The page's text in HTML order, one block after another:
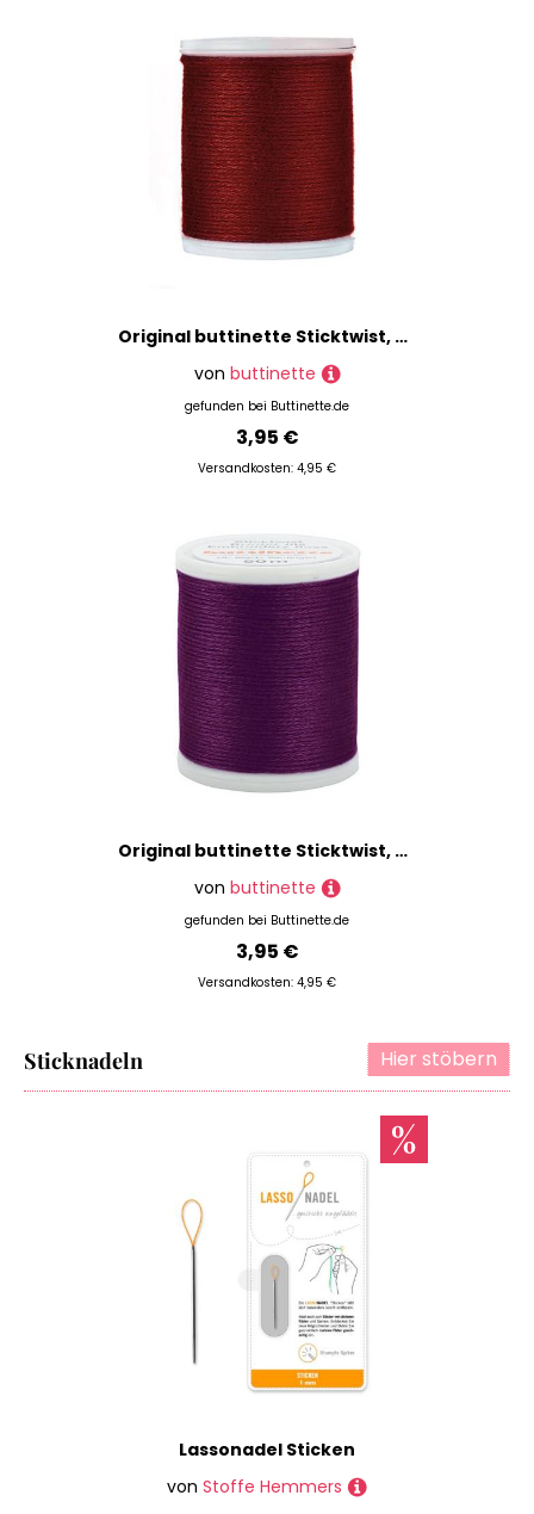
Original buttinette Sticktwist, bordeaux
von buttinette
gefunden bei Buttinette.de
3,95 €
Versandkosten: 4,95 €
Original buttinette Sticktwist, purpur, 50 m
von buttinette
gefunden bei Buttinette.de
3,95 €
Versandkosten: 4,95 €
Hier stöbern
Sticknadeln
Lassonadel Sticken
von Stoffe Hemmers